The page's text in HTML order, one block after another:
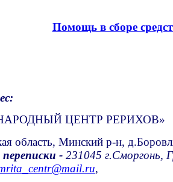
Помощь в сборе
ЦЕНТР РЕРИХОВ»
область, Минский р-н,
переписки - 231045 г.Сморгонь,
,